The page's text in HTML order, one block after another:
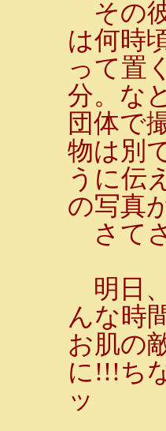
その
は何時
って置
分。な
団体で
物は別
うに伝
の写真
さて
明日
んな時
お肌の
に!!!ち
ッ